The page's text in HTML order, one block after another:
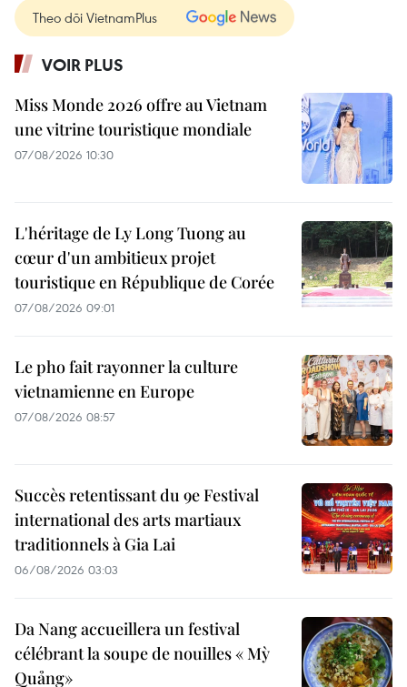
Theo dõi VietnamPlus
VOIR PLUS
Miss Monde 2026 offre au Vietnam
une vitrine touristique mondiale
07/08/2026 10:30
L'héritage de Ly Long Tuong au
cœur d'un ambitieux projet
touristique en République de Corée
07/08/2026 09:01
Le pho fait rayonner la culture
vietnamienne en Europe
07/08/2026 08:57
Succès retentissant du 9e Festival
international des arts martiaux
traditionnels à Gia Lai
06/08/2026 03:03
Da Nang accueillera un festival
célébrant la soupe de nouilles « Mỳ
Quảng»